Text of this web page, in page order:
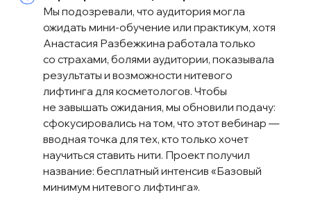
работала система дожимов:
Сразу после регистрации
Для участия онлайн
— для тех, кто оставил заявку (первый
приоритет)
— для тех, кто пришел, но не оставил
заявку (второй приоритет)
— для тех, кто не пришел (третий
приоритет)
Материалы с прошлых вебов мы